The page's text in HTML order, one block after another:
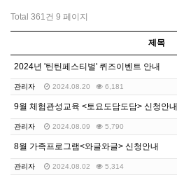
Total 361건 9 페이지
제목
2024년 '틴틴페스티벌' 퀴즈이벤트 안내
관리자 2024.08.20 6,181
9월 체험관성교육 <토요도담도담> 신청안내
관리자 2024.08.09 5,790
8월 가족프로그램<와글와글> 신청안내
관리자 2024.08.02 5,314